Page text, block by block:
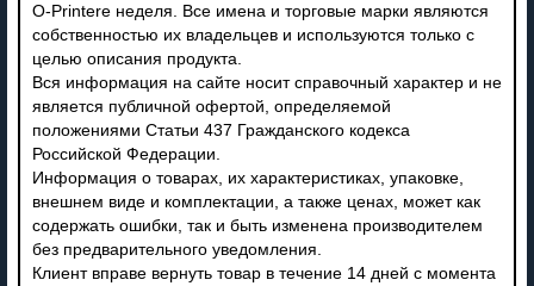
O-Printere неделя. Все имена и торговые марки являются
собственностью их владельцев и используются только с
целью описания продукта.
Вся информация на сайте носит справочный характер и не
является публичной офертой, определяемой
положениями Статьи 437 Гражданского кодекса
Российской Федерации.
Информация о товарах, их характеристиках, упаковке,
внешнем виде и комплектации, а также ценах, может как
содержать ошибки, так и быть изменена производителем
без предварительного уведомления.
Клиент вправе вернуть товар в течение 14 дней с момента